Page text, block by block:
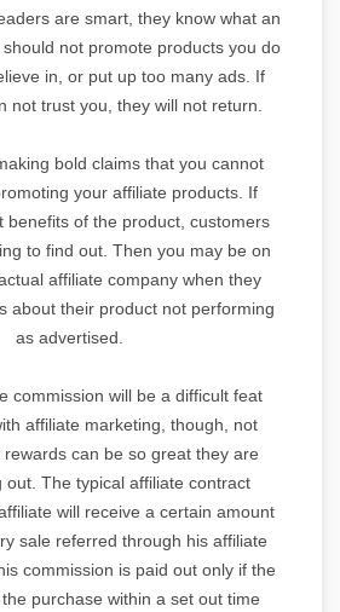
are smart, they know what an
not promote products you do
in, or put up too many ads. If
not trust you, they will not return.
bold claims that you cannot
your affiliate products. If
benefits of the product, customers
to find out. Then you may be on
affiliate company when they
about their product not performing
as advertised.
commission will be a difficult feat
affiliate marketing, though, not
can be so great they are
out. The typical affiliate contract
will receive a certain amount
sale referred through his affiliate
commission is paid out only if the
purchase within a set out time